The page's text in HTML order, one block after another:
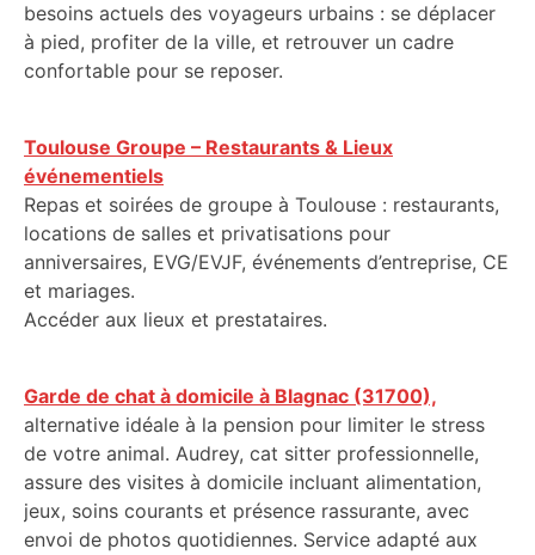
besoins actuels des voyageurs urbains : se déplacer
à pied, profiter de la ville, et retrouver un cadre
confortable pour se reposer.
Toulouse Groupe – Restaurants & Lieux
événementiels
Repas et soirées de groupe à Toulouse : restaurants,
locations de salles et privatisations pour
anniversaires, EVG/EVJF, événements d’entreprise, CE
et mariages.
Accéder aux lieux et prestataires.
Garde de chat à domicile à Blagnac (31700),
alternative idéale à la pension pour limiter le stress
de votre animal. Audrey, cat sitter professionnelle,
assure des visites à domicile incluant alimentation,
jeux, soins courants et présence rassurante, avec
envoi de photos quotidiennes. Service adapté aux